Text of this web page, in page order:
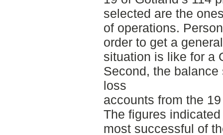
selected are the
of operations.
order to get a
situation is like for a
Second, the
loss
accounts from the
The figures
most successful of